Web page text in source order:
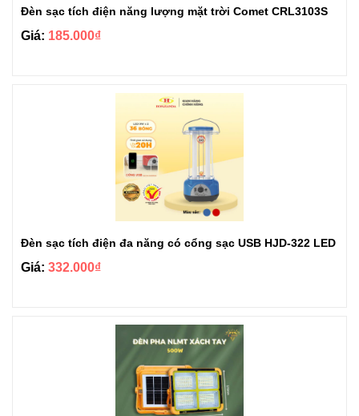
Đèn sạc tích điện năng lượng mặt trời Comet CRL3103S
Giá: 185.000₫
Đèn sạc tích điện đa năng có cổng sạc USB HJD-322 LED
Giá: 332.000₫